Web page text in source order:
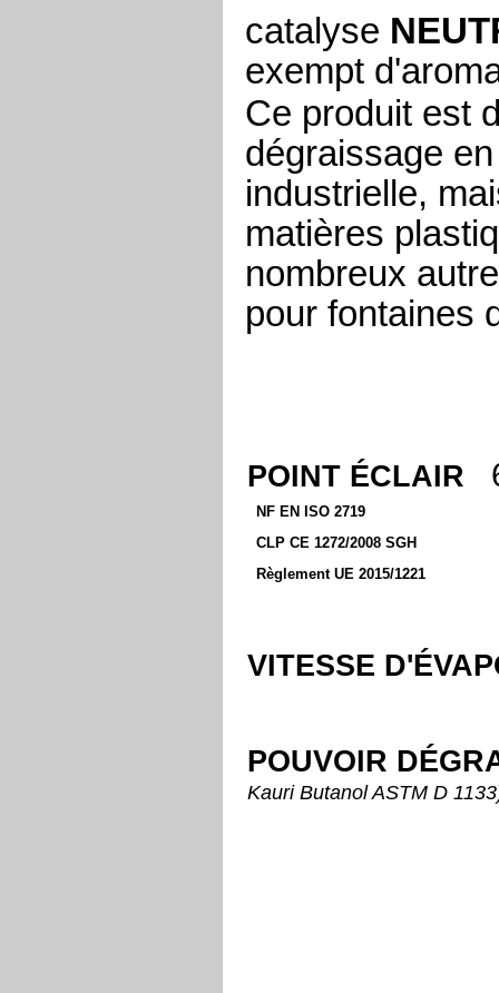
catalyse
exempt
Ce produit est
dégraissage
industrielle,
matières
nombreux
pour fontaines
POINT ÉCLAIR
NF EN ISO 2719
CLP CE 1272/2008 SGH
Règlement UE 2015/1221
VITESSE D'É
POUVOIR DÉ
Kauri Butanol ASTM D